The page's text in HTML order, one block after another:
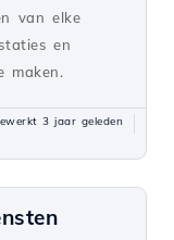
van elke
en
maken.
3 jaar geleden